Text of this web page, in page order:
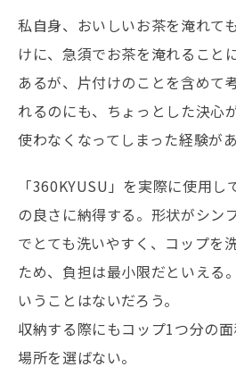
私自身、おいしいお茶を淹れて
けに、急須でお茶を淹れること
あるが、片付けのことを含めて
れるのにも、ちょっとした決心
使わなくなってしまった経験があ
「360KYUSU」を実際に使用
の良さに納得する。形状がシン
でとても洗いやすく、コップを
ため、負担は最小限だといえる
いうことはないだろう。
収納する際にもコップ1つ分の
場所を選ばない。